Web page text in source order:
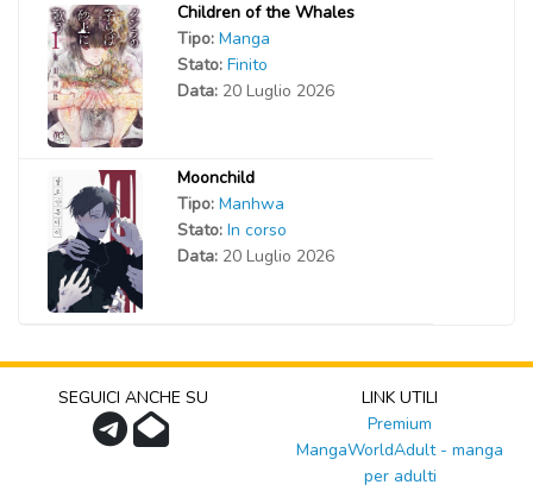
Children of the Whales
Tipo: Manga
Stato: Finito
Data: 20 Luglio 2026
Moonchild
Tipo: Manhwa
Stato: In corso
Data: 20 Luglio 2026
SEGUICI ANCHE SU
LINK UTILI
Premium
MangaWorldAdult - manga
per adulti